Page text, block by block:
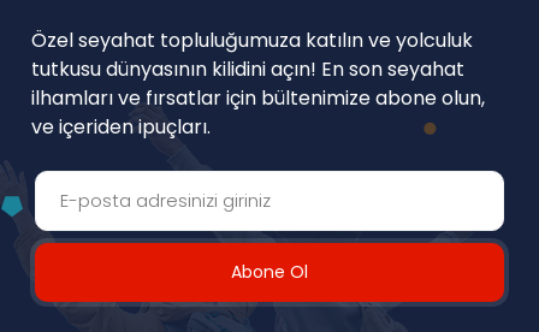
Özel seyahat topluluğumuza katılın ve yolculuk
tutkusu dünyasının kilidini açın! En son seyahat
ilhamları ve fırsatlar için bültenimize abone olun,
ve içeriden ipuçları.
Abone Ol